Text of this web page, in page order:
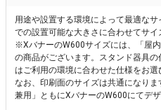
用途や設置する環境によって最適な
での設置可能な大きさに合わせてサイ
※XバナーのW600サイズには、「屋
の商品がございます。スタンド器具
はご利用の環境に合わせた仕様をお選
なお、印刷面のサイズは共通になり
兼用」ともにXバナーのW600にてデ